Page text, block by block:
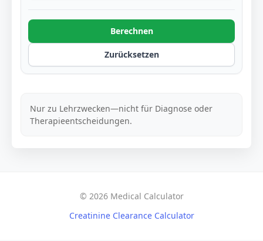
Berechnen
Zurücksetzen
Nur zu Lehrzwecken—nicht für Diagnose oder
Therapieentscheidungen.
© 2026 Medical Calculator
Creatinine Clearance Calculator